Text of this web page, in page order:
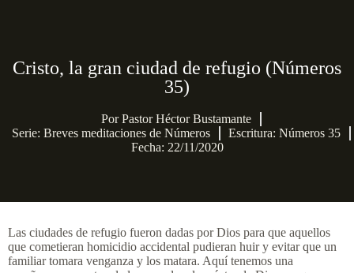
Cristo, la gran ciudad de refugio (Números
35)
PorPastor Héctor Bustamante
Serie: Breves meditaciones de Números
Escritura: Números 35
Fecha: 22/11/2020
Las ciudades de refugio fueron dadas por Dios para que aquellos
que cometieran homicidio accidental pudieran huir y evitar que un
familiar tomara venganza y los matara. Aquí tenemos una